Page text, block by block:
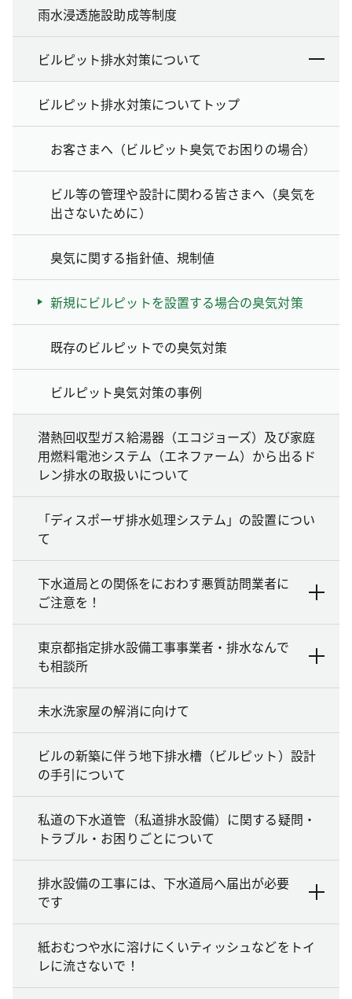
雨水浸透施設助成等制度
ビルピット排水対策について
ビルピット排水対策についてトップ
お客さまへ（ビルピット臭気でお困りの場合）
ビル等の管理や設計に関わる皆さまへ（臭気を
出さないために）
臭気に関する指針値、規制値
新規にビルピットを設置する場合の臭気対策
既存のビルピットでの臭気対策
ビルピット臭気対策の事例
潜熱回収型ガス給湯器（エコジョーズ）及び家庭
用燃料電池システム（エネファーム）から出るド
レン排水の取扱いについて
「ディスポーザ排水処理システム」の設置につい
て
下水道局との関係をにおわす悪質訪問業者に
ご注意を！
東京都指定排水設備工事事業者・排水なんで
も相談所
未水洗家屋の解消に向けて
ビルの新築に伴う地下排水槽（ビルピット）設計
の手引について
私道の下水道管（私道排水設備）に関する疑問・
トラブル・お困りごとについて
排水設備の工事には、下水道局へ届出が必要
です
紙おむつや水に溶けにくいティッシュなどをトイ
レに流さないで！